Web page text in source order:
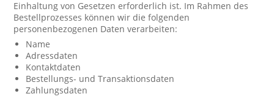
Einhaltung von Gesetzen erforderlich ist. Im Rahmen des
Bestellprozesses können wir die folgenden
personenbezogenen Daten verarbeiten:
Name
Adressdaten
Kontaktdaten
Bestellungs- und Transaktionsdaten
Zahlungsdaten